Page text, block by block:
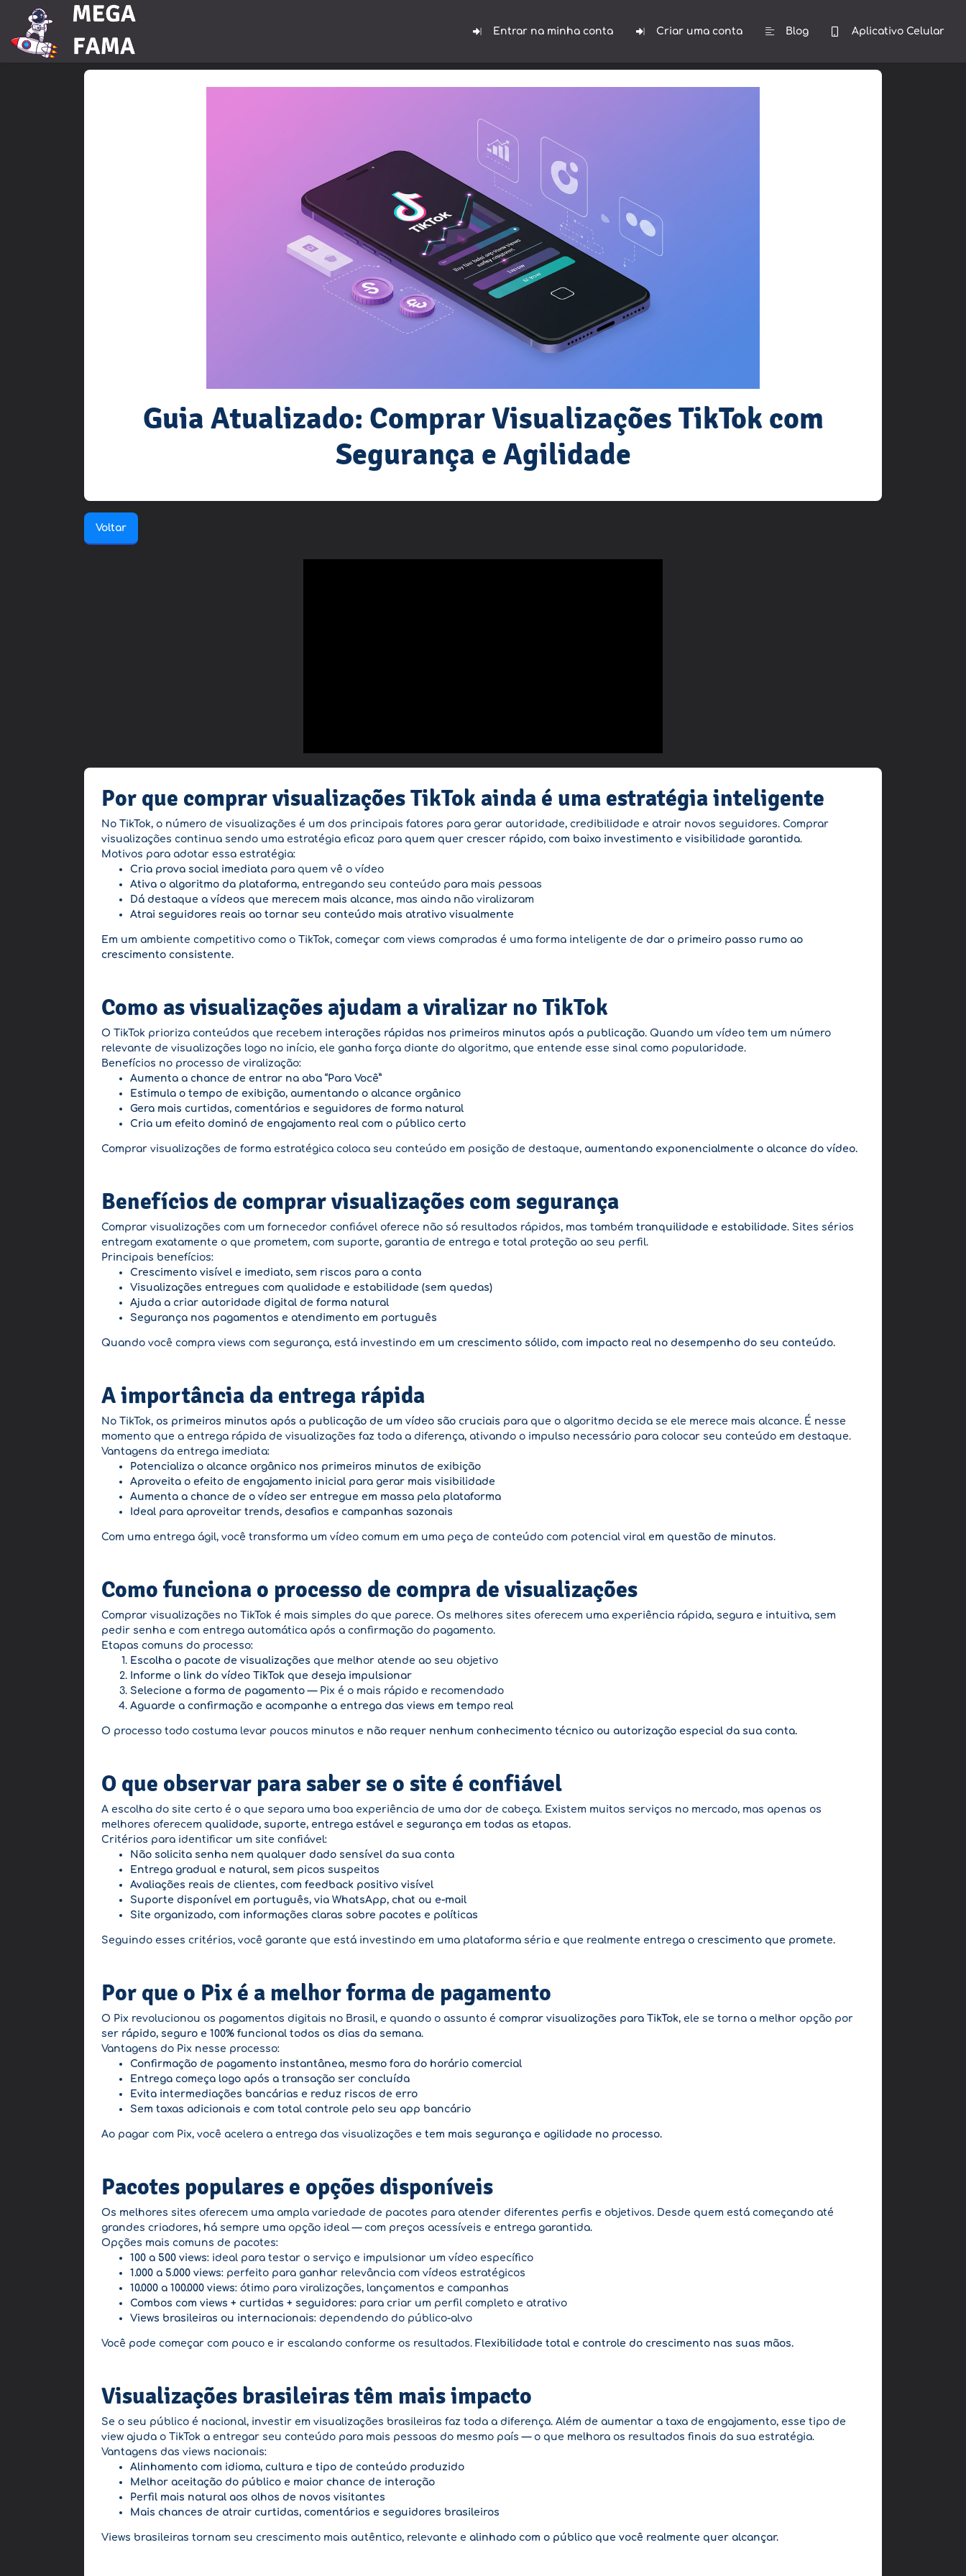
Entrar na minha conta Criar uma conta Blog Aplicativo Celular
Guia Atualizado: Comprar Visualizações TikTok com
Segurança e Agilidade
Voltar
Por que comprar visualizações TikTok ainda é uma estratégia inteligente
No TikTok, o número de visualizações é um dos principais fatores para gerar autoridade, credibilidade e atrair novos seguidores. Comprar
visualizações continua sendo uma estratégia eficaz para quem quer crescer rápido, com baixo investimento e visibilidade garantida.
Motivos para adotar essa estratégia:
Cria prova social imediata para quem vê o vídeo
Ativa o algoritmo da plataforma, entregando seu conteúdo para mais pessoas
Dá destaque a vídeos que merecem mais alcance, mas ainda não viralizaram
Atrai seguidores reais ao tornar seu conteúdo mais atrativo visualmente
Em um ambiente competitivo como o TikTok, começar com views compradas é uma forma inteligente de dar o primeiro passo rumo ao
crescimento consistente.
Como as visualizações ajudam a viralizar no TikTok
O TikTok prioriza conteúdos que recebem interações rápidas nos primeiros minutos após a publicação. Quando um vídeo tem um número
relevante de visualizações logo no início, ele ganha força diante do algoritmo, que entende esse sinal como popularidade.
Benefícios no processo de viralização:
Aumenta a chance de entrar na aba “Para Você”
Estimula o tempo de exibição, aumentando o alcance orgânico
Gera mais curtidas, comentários e seguidores de forma natural
Cria um efeito dominó de engajamento real com o público certo
Comprar visualizações de forma estratégica coloca seu conteúdo em posição de destaque, aumentando exponencialmente o alcance do vídeo.
Benefícios de comprar visualizações com segurança
Comprar visualizações com um fornecedor confiável oferece não só resultados rápidos, mas também tranquilidade e estabilidade. Sites sérios
entregam exatamente o que prometem, com suporte, garantia de entrega e total proteção ao seu perfil.
Principais benefícios:
Crescimento visível e imediato, sem riscos para a conta
Visualizações entregues com qualidade e estabilidade (sem quedas)
Ajuda a criar autoridade digital de forma natural
Segurança nos pagamentos e atendimento em português
Quando você compra views com segurança, está investindo em um crescimento sólido, com impacto real no desempenho do seu conteúdo.
A importância da entrega rápida
No TikTok, os primeiros minutos após a publicação de um vídeo são cruciais para que o algoritmo decida se ele merece mais alcance. É nesse
momento que a entrega rápida de visualizações faz toda a diferença, ativando o impulso necessário para colocar seu conteúdo em destaque.
Vantagens da entrega imediata:
Potencializa o alcance orgânico nos primeiros minutos de exibição
Aproveita o efeito de engajamento inicial para gerar mais visibilidade
Aumenta a chance de o vídeo ser entregue em massa pela plataforma
Ideal para aproveitar trends, desafios e campanhas sazonais
Com uma entrega ágil, você transforma um vídeo comum em uma peça de conteúdo com potencial viral em questão de minutos.
Como funciona o processo de compra de visualizações
Comprar visualizações no TikTok é mais simples do que parece. Os melhores sites oferecem uma experiência rápida, segura e intuitiva, sem
pedir senha e com entrega automática após a confirmação do pagamento.
Etapas comuns do processo:
Escolha o pacote de visualizações que melhor atende ao seu objetivo
Informe o link do vídeo TikTok que deseja impulsionar
Selecione a forma de pagamento — Pix é o mais rápido e recomendado
Aguarde a confirmação e acompanhe a entrega das views em tempo real
O processo todo costuma levar poucos minutos e não requer nenhum conhecimento técnico ou autorização especial da sua conta.
O que observar para saber se o site é confiável
A escolha do site certo é o que separa uma boa experiência de uma dor de cabeça. Existem muitos serviços no mercado, mas apenas os
melhores oferecem qualidade, suporte, entrega estável e segurança em todas as etapas.
Critérios para identificar um site confiável:
Não solicita senha nem qualquer dado sensível da sua conta
Entrega gradual e natural, sem picos suspeitos
Avaliações reais de clientes, com feedback positivo visível
Suporte disponível em português, via WhatsApp, chat ou e-mail
Site organizado, com informações claras sobre pacotes e políticas
Seguindo esses critérios, você garante que está investindo em uma plataforma séria e que realmente entrega o crescimento que promete.
Por que o Pix é a melhor forma de pagamento
O Pix revolucionou os pagamentos digitais no Brasil, e quando o assunto é comprar visualizações para TikTok, ele se torna a melhor opção por
ser rápido, seguro e 100% funcional todos os dias da semana.
Vantagens do Pix nesse processo:
Confirmação de pagamento instantânea, mesmo fora do horário comercial
Entrega começa logo após a transação ser concluída
Evita intermediações bancárias e reduz riscos de erro
Sem taxas adicionais e com total controle pelo seu app bancário
Ao pagar com Pix, você acelera a entrega das visualizações e tem mais segurança e agilidade no processo.
Pacotes populares e opções disponíveis
Os melhores sites oferecem uma ampla variedade de pacotes para atender diferentes perfis e objetivos. Desde quem está começando até
grandes criadores, há sempre uma opção ideal — com preços acessíveis e entrega garantida.
Opções mais comuns de pacotes:
100 a 500 views: ideal para testar o serviço e impulsionar um vídeo específico
1.000 a 5.000 views: perfeito para ganhar relevância com vídeos estratégicos
10.000 a 100.000 views: ótimo para viralizações, lançamentos e campanhas
Combos com views + curtidas + seguidores: para criar um perfil completo e atrativo
Views brasileiras ou internacionais: dependendo do público-alvo
Você pode começar com pouco e ir escalando conforme os resultados. Flexibilidade total e controle do crescimento nas suas mãos.
Visualizações brasileiras têm mais impacto
Se o seu público é nacional, investir em visualizações brasileiras faz toda a diferença. Além de aumentar a taxa de engajamento, esse tipo de
view ajuda o TikTok a entregar seu conteúdo para mais pessoas do mesmo país — o que melhora os resultados finais da sua estratégia.
Vantagens das views nacionais:
Alinhamento com idioma, cultura e tipo de conteúdo produzido
Melhor aceitação do público e maior chance de interação
Perfil mais natural aos olhos de novos visitantes
Mais chances de atrair curtidas, comentários e seguidores brasileiros
Views brasileiras tornam seu crescimento mais autêntico, relevante e alinhado com o público que você realmente quer alcançar.